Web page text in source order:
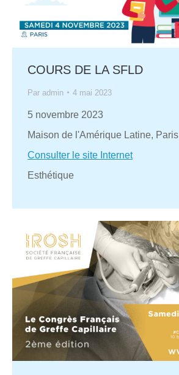
COURS DE LA SFLD
Par admin 4 mai 2023
5 novembre 2023
Maison de l'Amérique Latine, Paris
Consulter le site Internet
Esthétique